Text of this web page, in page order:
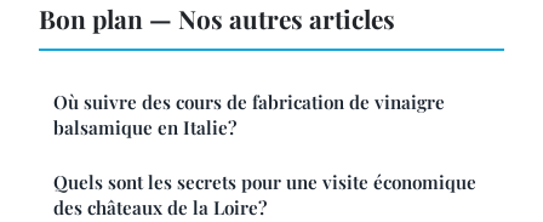
Bon plan — Nos autres articles
Où suivre des cours de fabrication de vinaigre
balsamique en Italie?
Quels sont les secrets pour une visite économique
des châteaux de la Loire?